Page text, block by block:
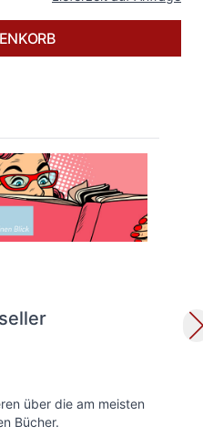
über die am meisten
Bücher.